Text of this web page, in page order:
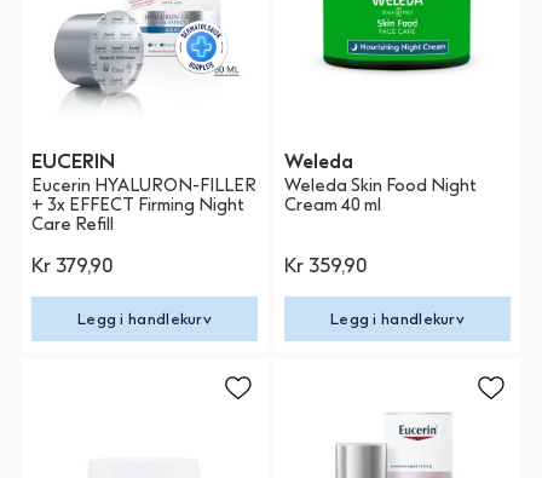
EUCERIN
Eucerin HYALURON-FILLER
+ 3x EFFECT Firming Night
Care Refill
Kr 379,90
Legg i handlekurv
Weleda
Weleda Skin Food Night
Cream 40 ml
Kr 359,90
Legg i handlekurv